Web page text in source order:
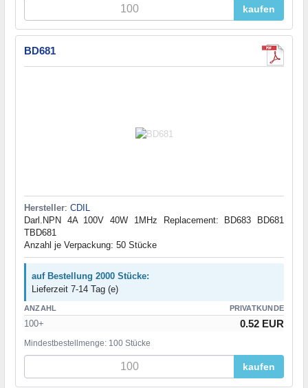
kaufen
BD681
Hersteller: CDIL
Darl.NPN 4A 100V 40W 1MHz Replacement: BD683 BD681
TBD681
Anzahl je Verpackung: 50 Stücke
auf Bestellung 2000 Stücke:
Lieferzeit 7-14 Tag (e)
ANZAHL PRIVATKUNDE
100+ 0.52 EUR
Mindestbestellmenge: 100 Stücke
kaufen